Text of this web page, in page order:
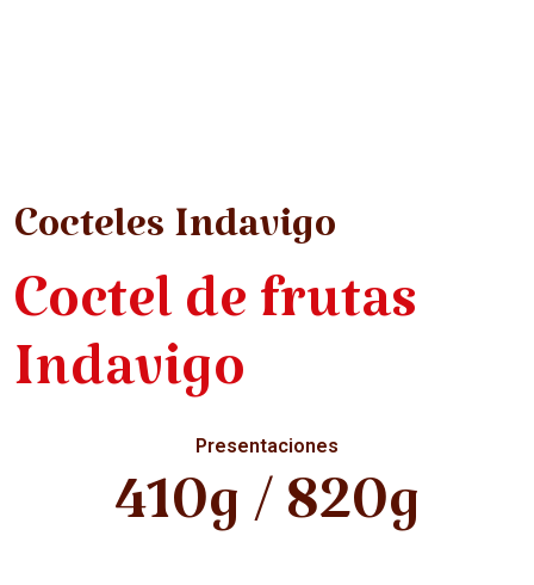
Cocteles Indavigo
Coctel de frutas
Indavigo
Presentaciones
410g / 820g